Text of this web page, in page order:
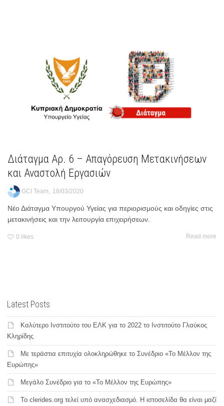
Διάταγμα Αρ. 6 – Απαγόρευση Μετακινήσεων
και Αναστολή Εργασιών
GCI Team 18/03/2020
Νέο Διάταγμα Υπουργού Υγείας για περιορισμούς και οδηγίες στις
μετακινήσεις και την λειτουργία επιχειρήσεων.
0 likes Read more
Latest Posts
Καλύτερο Ινστιτούτο του ΕΛΚ για το 2022 το Ινστιτούτο Γλαύκος
Κληρίδης
Με τεράστια επιτυχία ολοκληρώθηκε το Συνέδριο «Το Μέλλον της
Ευρώπης»
Μεγάλο Συνέδριο για το «Το Μέλλον της Ευρώπης»
Το clerides.org τελεί υπό ανασχεδιασμό. Η ιστοσελίδα θα είναι μαζί